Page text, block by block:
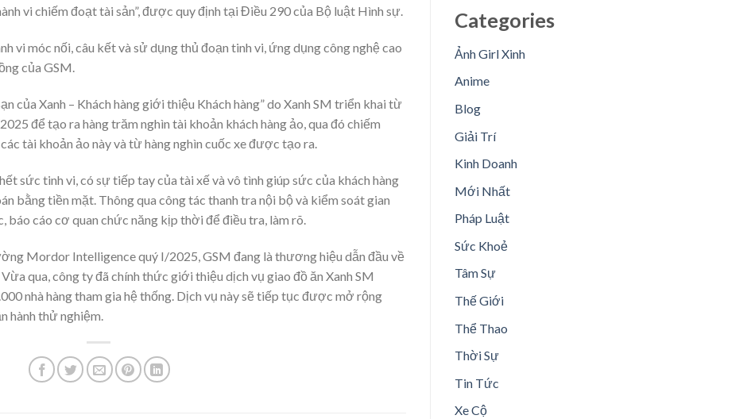
vi chiếm đoạt tài sản”, được quy định tại Điều 290 của Bộ luật Hình sự.
vi móc nối, câu kết và sử dụng thủ đoạn tinh vi, ứng dụng công nghệ cao
của GSM.
của Xanh – Khách hàng giới thiệu Khách hàng” do Xanh SM triển khai từ
để tạo ra hàng trăm nghìn tài khoản khách hàng ảo, qua đó chiếm
tài khoản ảo này và từ hàng nghìn cuốc xe được tạo ra.
sức tinh vi, có sự tiếp tay của tài xế và vô tình giúp sức của khách hàng
bằng tiền mặt. Thông qua công tác thanh tra nội bộ và kiểm soát gian
báo cáo cơ quan chức năng kịp thời để điều tra, làm rõ.
Mordor Intelligence quý I/2025, GSM đang là thương hiệu dẫn đầu về
qua, công ty đã chính thức giới thiệu dịch vụ giao đồ ăn Xanh SM
nhà hàng tham gia hệ thống. Dịch vụ này sẽ tiếp tục được mở rộng
hành thử nghiệm.
Categories
Ảnh Girl Xinh
Anime
Blog
Giải Trí
Kinh Doanh
Mới Nhất
Pháp Luật
Sức Khoẻ
Tâm Sự
Thế Giới
Thể Thao
Thời Sự
Tin Tức
Xe Cộ